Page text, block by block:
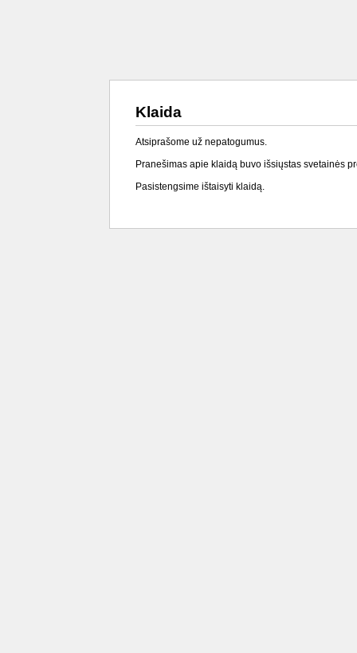
Klaida
Atsiprašome už nepatogumus.
Pranešimas apie klaidą buvo išsiųstas svetainės
Pasistengsime ištaisyti klaidą.